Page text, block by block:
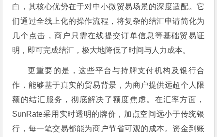
白，其核心优势在于对中小微贸易场景的深度适配。它
们通过全线上化的操作流程，将复杂的结汇申请简化为
几个点击，商户只需在线提交订单信息等基础贸易证
明，即可完成结汇，极大地降低了时间与人力成本。
更重要的是，这些平台与持牌支付机构及银行合
作，能够基于真实的贸易背景，为商户提供远超个人限
额的结汇服务，彻底解决了额度焦虑。在汇率方面，
SunRate采用实时透明的牌价，加点空间远小于传统银
行，每一笔交易都能为商户节省可观的成本。资金到账